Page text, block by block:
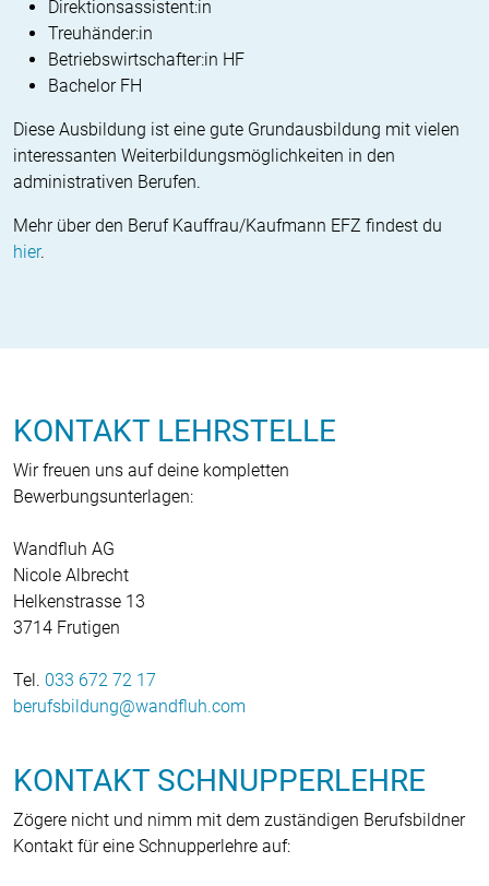
Direktionsassistent:in
Treuhänder:in
Betriebswirtschafter:in HF
Bachelor FH
Diese Ausbildung ist eine gute Grund­ausbildung mit vielen
interessanten Weiterbildungsmöglichkeiten in den
administrativen Berufen.
Mehr über den Beruf Kauffrau/Kaufmann EFZ findest du
hier.
KONTAKT LEHRSTELLE
Wir freuen uns auf deine kompletten
Bewerbungsunterlagen:
Wandfluh AG
Nicole Albrecht
Helkenstrasse 13
3714 Frutigen
Tel. 033 672 72 17
berufsbildung
wandfluh com
KONTAKT SCHNUPPERLEHRE
Zögere nicht und nimm mit dem zuständigen Berufsbildner
Kontakt für eine Schnupperlehre auf: